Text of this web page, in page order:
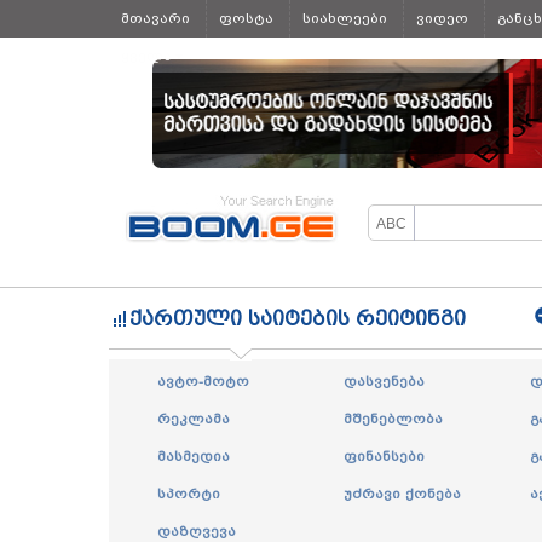
მთავარი ფოსტა სიახლეები ვიდეო
ყველა
ქართული საიტების რეიტინგი
ავტო-მოტო დასვენება
რეკლამა მშენებლობა
მასმედია ფინანსები
სპორტი უძრავი ქონება
დაზღვევა